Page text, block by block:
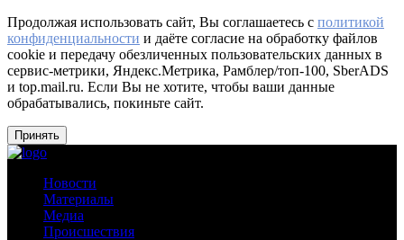
Продолжая использовать сайт, Вы соглашаетесь с политикой
конфиденциальности и даёте согласие на обработку файлов
cookie и передачу обезличенных пользовательских данных в
сервис-метрики, Яндекс.Метрика, Рамблер/топ-100, SberADS
и top.mail.ru. Если Вы не хотите, чтобы ваши данные
обрабатывались, покиньте сайт.
Принять
Новости
Материалы
Медиа
Происшествия